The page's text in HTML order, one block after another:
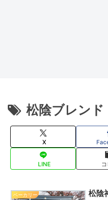
松陰ブレンド
X
LINE
ベーカリー 松陰